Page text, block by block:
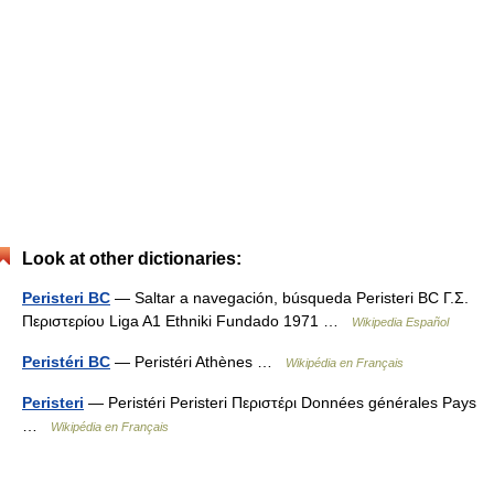
Look at other dictionaries:
Peristeri BC — Saltar a navegación, búsqueda Peristeri BC Γ.Σ.
Περιστερίου Liga A1 Ethniki Fundado 1971 …
Wikipedia Español
Peristéri BC — Peristéri Athènes … Wikipédia en Français
Peristeri — Peristéri Peristeri Περιστέρι Données générales Pays
Wikipédia en Français